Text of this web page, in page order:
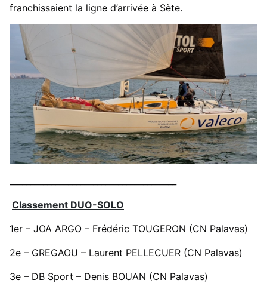
franchissaient la ligne d’arrivée à Sète.
Classement DUO-SOLO
1er – JOA ARGO – Frédéric TOUGERON (CN Palavas)
2e – GREGAOU – Laurent PELLECUER (CN Palavas)
3e – DB Sport – Denis BOUAN (CN Palavas)